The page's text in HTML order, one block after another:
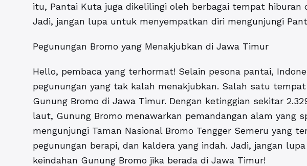
itu, Pantai Kuta juga dikelilingi oleh berbagai tempat hiburan
Jadi, jangan lupa untuk menyempatkan diri mengunjungi
Pegunungan Bromo yang Menakjubkan di Jawa Timur
Hello, pembaca yang terhormat! Selain pesona pantai,
pegunungan yang tak kalah menakjubkan. Salah satu
Gunung Bromo di Jawa Timur. Dengan ketinggian sekitar
laut, Gunung Bromo menawarkan pemandangan alam yang
mengunjungi Taman Nasional Bromo Tengger Semeru yang
pegunungan berapi, dan kaldera yang indah. Jadi, jangan
keindahan Gunung Bromo jika berada di Jawa Timur!